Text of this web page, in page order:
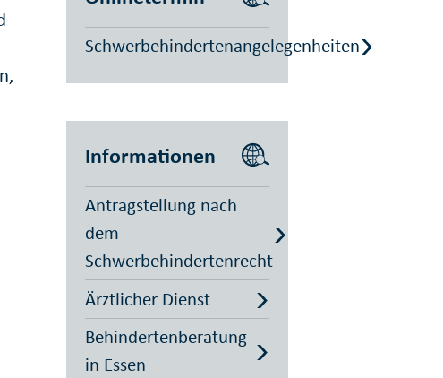
Schwerbehindertenangelegenheiten
Informationen
Antragstellung nach
dem
Schwerbehindertenrecht
Ärztlicher Dienst
Behindertenberatung
in Essen